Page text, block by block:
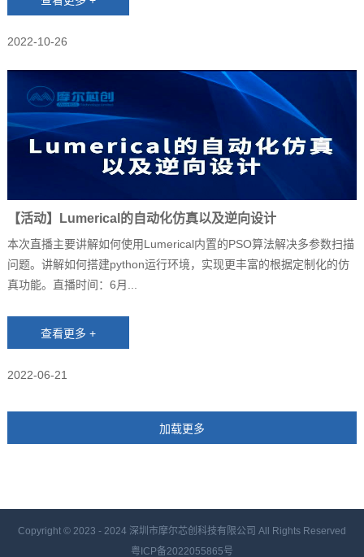
2022-10-26
【活动】Lumerical的自动化仿真以及逆向设计
本次直播主要讲解如何使用Lumerical内置的PSO算法解决多参数扫描
问题。讲解如何搭建python运行环境，实现更丰富的根据定制化的仿
真功能。直播时间：6月...
2022-06-21
Copyright © 2023 - 2024 深圳市摩尔芯创科技有限公司 All Rights Reserved
粤ICP备2022055865号